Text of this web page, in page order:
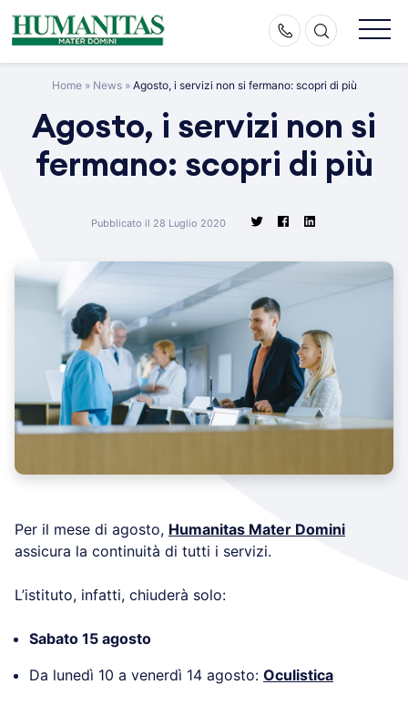
Skip
to
Home» News» Agosto, i servizi non si fermano: scopri di più
Agosto, i servizi non si
fermano: scopri di più
Pubblicato il 28 Luglio 2020
Per il mese di agosto, Humanitas Mater Domini
assicura la continuità di tutti i servizi.
L’istituto, infatti, chiuderà solo:
Sabato 15 agosto
Da lunedì 10 a venerdì 14 agosto: Oculistica